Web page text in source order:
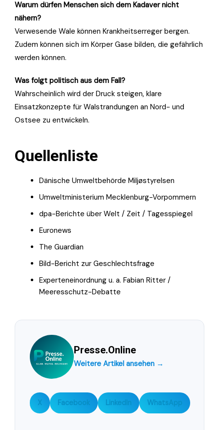
Warum dürfen Menschen sich dem Kadaver nicht
nähern?
Verwesende Wale können Krankheitserreger bergen.
Zudem können sich im Körper Gase bilden, die gefährlich
werden können.
Was folgt politisch aus dem Fall?
Wahrscheinlich wird der Druck steigen, klare
Einsatzkonzepte für Walstrandungen an Nord- und
Ostsee zu entwickeln.
Quellenliste
Dänische Umweltbehörde Miljøstyrelsen
Umweltministerium Mecklenburg-Vorpommern
dpa-Berichte über Welt / Zeit / Tagesspiegel
Euronews
The Guardian
Bild-Bericht zur Geschlechtsfrage
Experteneinordnung u. a. Fabian Ritter /
Meeresschutz-Debatte
Presse.Online
Weitere Artikel ansehen →
X Facebook LinkedIn WhatsApp